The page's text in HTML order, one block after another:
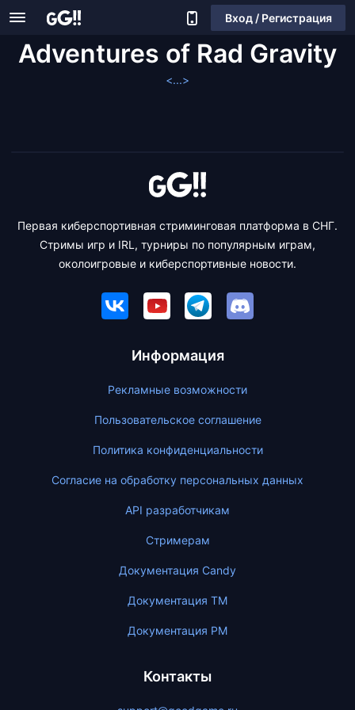
Вход / Регистрация
Adventures of Rad Gravity
<...>
Первая киберспортивная стриминговая платформа в СНГ.
Стримы игр и IRL, турниры по популярным играм,
околоигровые и киберспортивные новости.
Информация
Рекламные возможности
Пользовательское соглашение
Политика конфиденциальности
Согласие на обработку персональных данных
API разработчикам
Стримерам
Документация Candy
Документация ТМ
Документация PM
Контакты